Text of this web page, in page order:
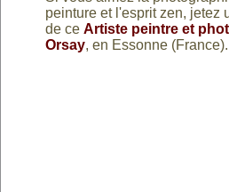
peinture et l'esprit zen, jetez
de ce Artiste peintre et
Orsay, en Essonne (France).